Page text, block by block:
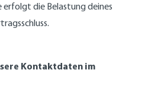
die Belastung deines
Kontaktdaten im